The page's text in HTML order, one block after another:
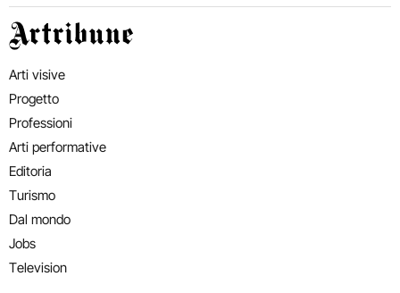
Artribune
Arti visive
Progetto
Professioni
Arti performative
Editoria
Turismo
Dal mondo
Jobs
Television